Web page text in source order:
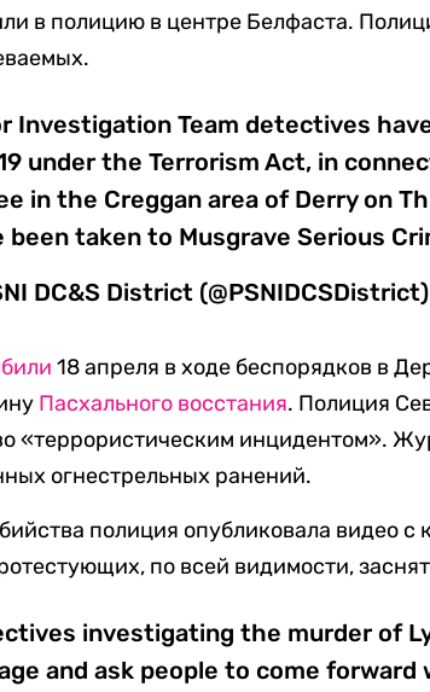
в полицию в центре Белфаста.
Investigation Team detectives
under the Terrorism Act, in
in the Creggan area of Derry on
been taken to Musgrave Serious
DC&S District (@PSNIDCSDistrict)
18 апреля в ходе беспорядков в
Пасхального восстания. Полиция
«террористическим инцидентом».
огнестрельных ранений.
полиция опубликовала видео
по всей видимости,
investigating the murder of
and ask people to come forward